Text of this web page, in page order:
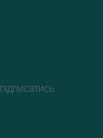
підписатись